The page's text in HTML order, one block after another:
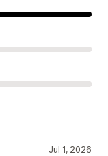
Jul 1, 2026